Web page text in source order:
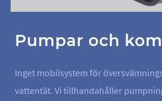
Pumpar och
Inget mobilsystem för
vattentät. Vi tillhandahåller